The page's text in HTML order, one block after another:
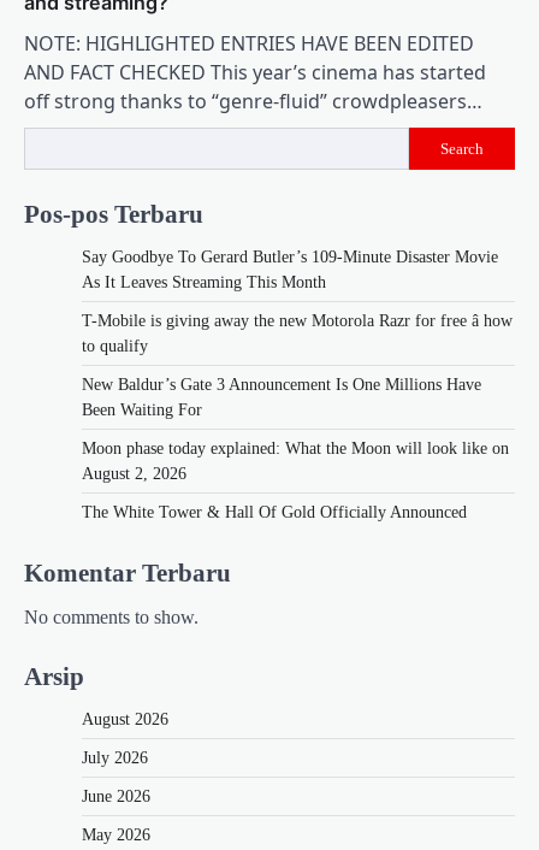
NOTE: HIGHLIGHTED ENTRIES HAVE BEEN EDITED
AND FACT CHECKED This year’s cinema has started
off strong thanks to “genre-fluid” crowdpleasers…
Search
Pos-pos Terbaru
Say Goodbye To Gerard Butler’s 109-Minute Disaster Movie
As It Leaves Streaming This Month
T-Mobile is giving away the new Motorola Razr for free â how
to qualify
New Baldur’s Gate 3 Announcement Is One Millions Have
Been Waiting For
Moon phase today explained: What the Moon will look like on
August 2, 2026
The White Tower & Hall Of Gold Officially Announced
Komentar Terbaru
No comments to show.
Arsip
August 2026
July 2026
June 2026
May 2026